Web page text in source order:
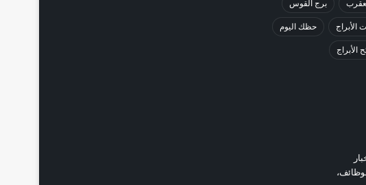
برج القوس
الأبراج حظك اليوم
الأبراج